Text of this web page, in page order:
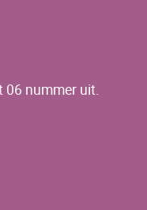
06 nummer uit.